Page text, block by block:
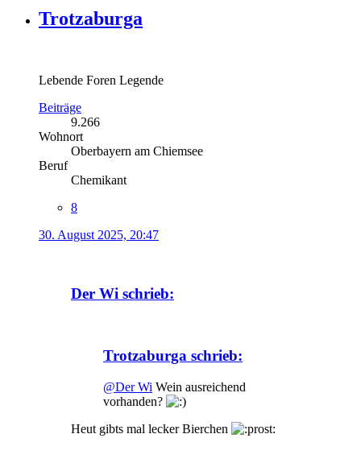
Trotzaburga
Lebende Foren Legende
Beiträge
9.266
Wohnort
Oberbayern am Chiemsee
Beruf
Chemikant
8
30. August 2025, 20:47
Der Wi schrieb:
Trotzaburga schrieb:
@Der Wi Wein ausreichend
vorhanden?
Heut gibts mal lecker Bierchen